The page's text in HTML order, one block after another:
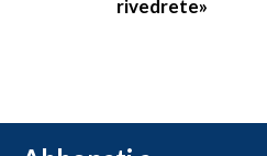
rivedrete»